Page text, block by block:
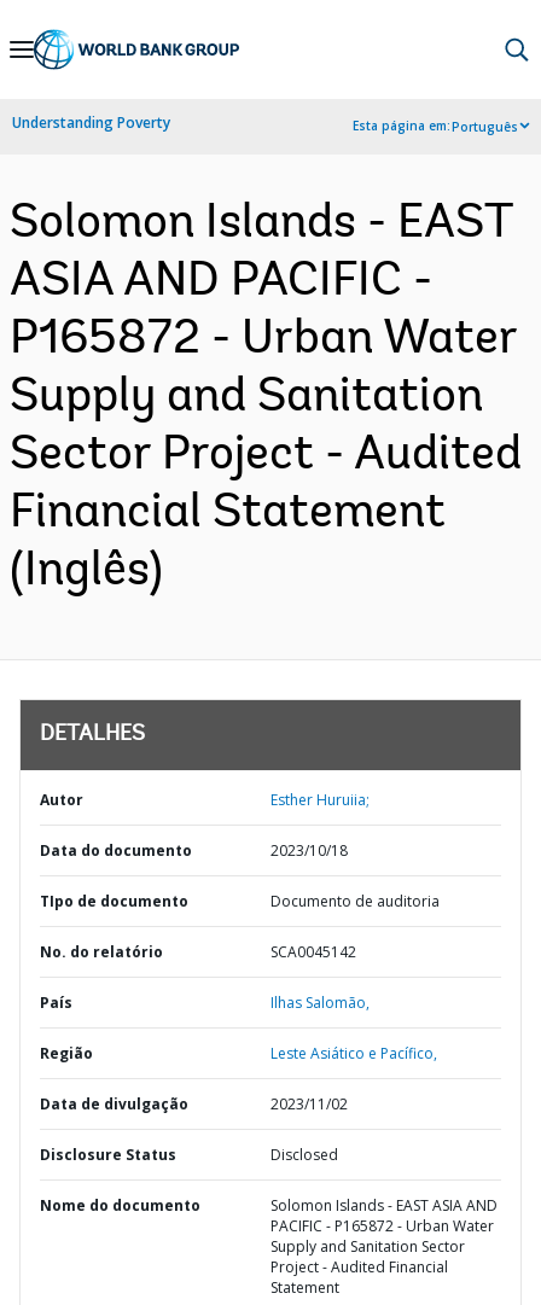
Skip
Navigation
Understanding Poverty Esta página em:Português
Solomon Islands - EAST
ASIA AND PACIFIC -
P165872 - Urban Water
Supply and Sanitation
Sector Project - Audited
Financial Statement
(Inglês)
DETALHES
Autor Esther Huruiia;
Data do documento 2023/10/18
TIpo de documento Documento de auditoria
No. do relatório SCA0045142
País Ilhas Salomão,
Região Leste Asiático e Pacífico,
Data de divulgação 2023/11/02
Disclosure Status Disclosed
Nome do documento
Solomon Islands - EAST ASIA AND
PACIFIC - P165872 - Urban Water
Supply and Sanitation Sector
Project - Audited Financial
Statement